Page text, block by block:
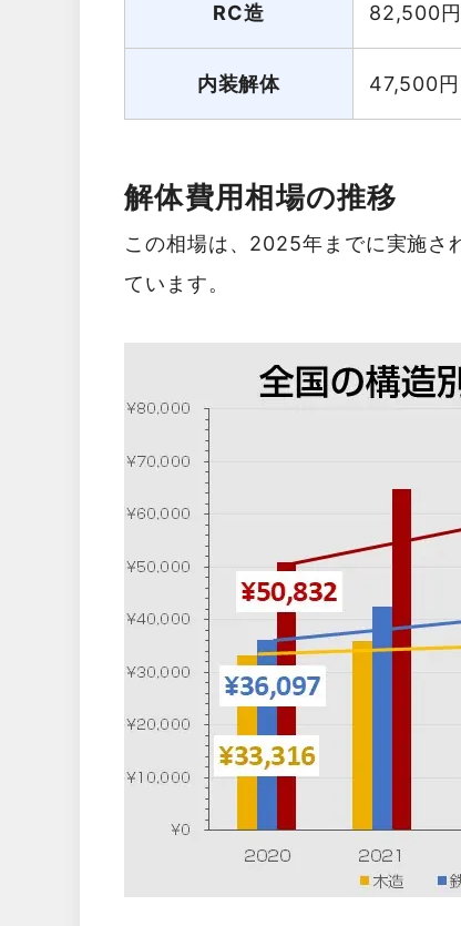
RC造 82,500円
内装解体 47,500円
解体費用相場の推移
この相場は、2025年までに実施さ
ています。